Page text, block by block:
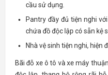
cầu sử dụng.
Pantry đầy đủ tiện nghi
chứa đồ độc lập có sẵn kệ
Nhà vệ sinh tiện nghi, hiện
Bãi đỗ xe ô tô và xe máy